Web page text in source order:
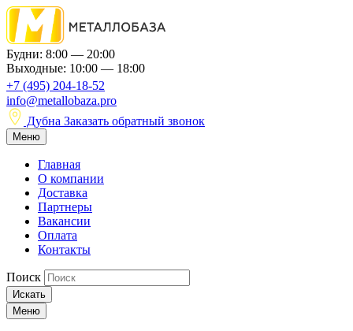
Будни: 8:00 — 20:00
Выходные: 10:00 — 18:00
+7 (495) 204-18-52
info@metallobaza.pro
Дубна Заказать обратный звонок
Меню
Главная
О компании
Доставка
Партнеры
Вакансии
Оплата
Контакты
Поиск
Искать
Меню